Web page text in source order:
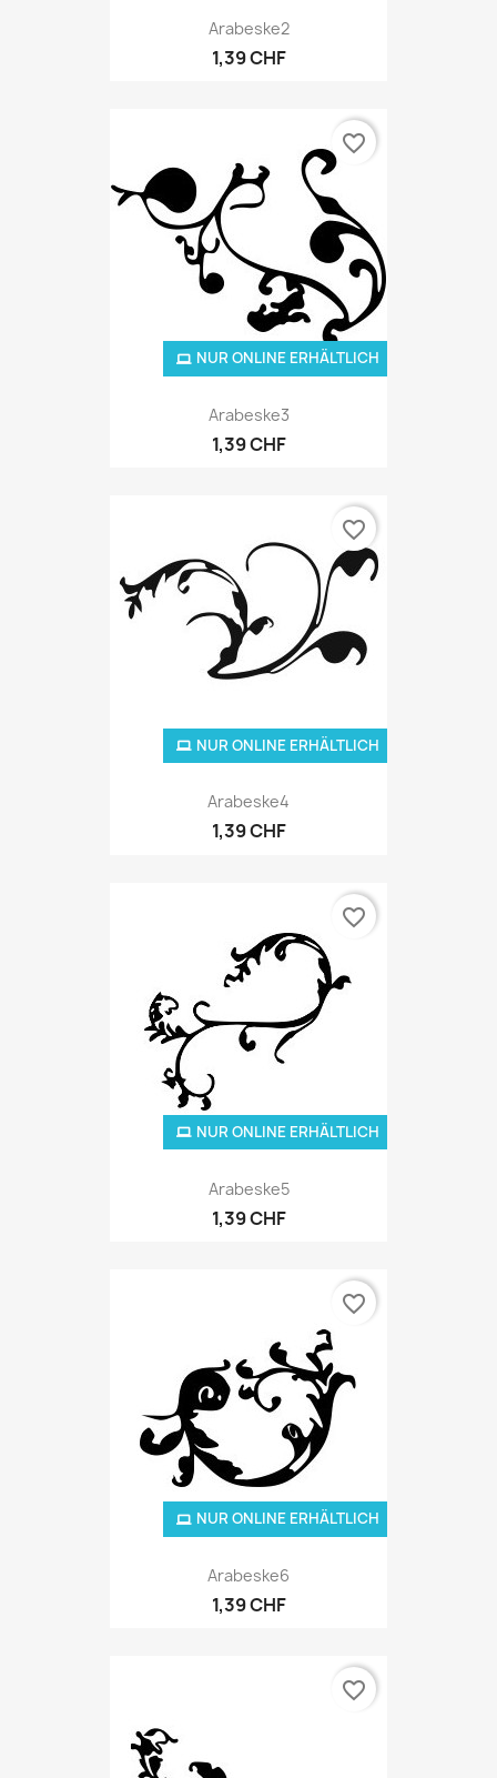
Arabeske2
1,39 CHF
Arabeske3
1,39 CHF
NUR ONLINE ERHÄLTLICH
favorite_border
Arabeske4
1,39 CHF
NUR ONLINE ERHÄLTLICH
favorite_border
Arabeske5
1,39 CHF
NUR ONLINE ERHÄLTLICH
favorite_border
Arabeske6
1,39 CHF
NUR ONLINE ERHÄLTLICH
favorite_border
favorite_border